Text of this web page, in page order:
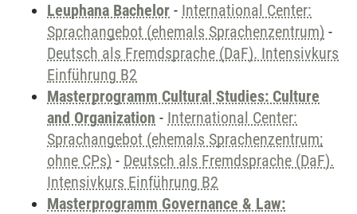
Leuphana Bachelor - International Center:
Sprachangebot (ehemals Sprachenzentrum) -
Deutsch als Fremdsprache (DaF). Intensivkurs
Einführung B2
Masterprogramm Cultural Studies: Culture
and Organization - International Center:
Sprachangebot (ehemals Sprachenzentrum;
ohne CPs) - Deutsch als Fremdsprache (DaF).
Intensivkurs Einführung B2
Masterprogramm Governance & Law: